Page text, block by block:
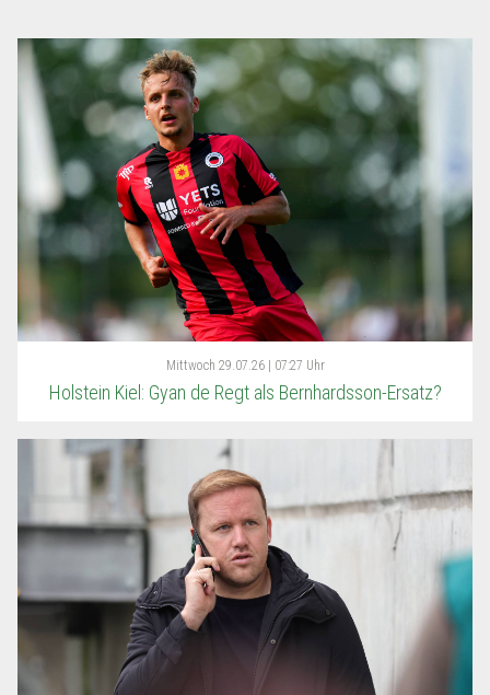
Mittwoch 29.07.26 | 07:27 Uhr
Holstein Kiel: Gyan de Regt als Bernhardsson-Ersatz?